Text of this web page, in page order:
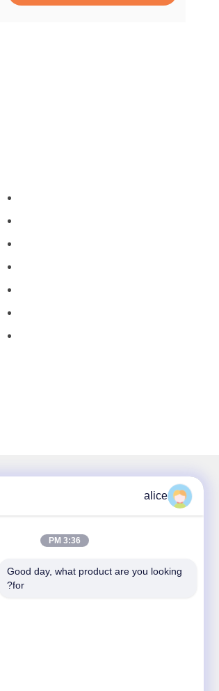
alice
3:36 PM
Good day, what product are you looking
for?